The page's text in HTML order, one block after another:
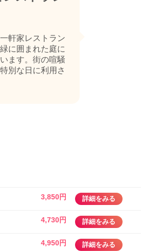
軒家レストラン
に囲まれた庭に
ます。街の喧騒
別な日に利用さ
3,850円 詳細をみる
4,730円 詳細をみる
4,950円 詳細をみる